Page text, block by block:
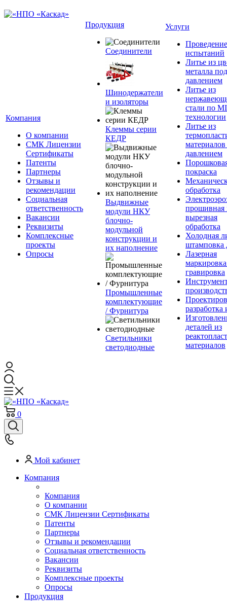
Компания
О компании
СМК Лицензии
Сертификаты
Патенты
Партнеры
Отзывы и
рекомендации
Социальная
ответственность
Вакансии
Реквизиты
Комплексные
проекты
Опросы
Продукция
Соединители
Шинодержатели
и изоляторы
Клеммы серии
КЕДР
Выдвижные
модули НКУ
блочно-
модульной
конструкции и
их наполнение
Промышленные
комплектующие
/ Фурнитура
Светильники
светодиодные
Услуги
Проведение
испытаний
Литье из
металла под
давлением
Литье из
стали по
технологии
Литье из
давлением
покраска
обработка
прошивная
вырезная
обработка
Холодная
штамповка
Лазерная
гравировка
разработка
деталей из
материалов
0
Мой кабинет
Компания
Компания
О компании
СМК Лицензии Сертификаты
Патенты
Партнеры
Отзывы и рекомендации
Социальная ответственность
Вакансии
Реквизиты
Комплексные проекты
Опросы
Продукция